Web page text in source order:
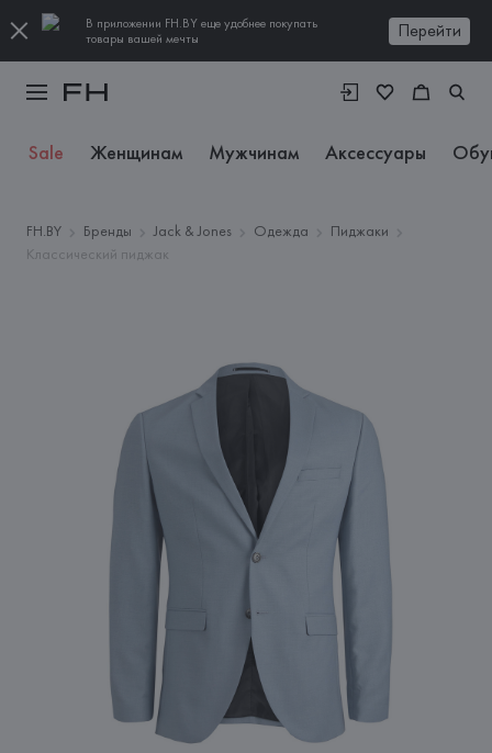
В приложении FH.BY еще удобнее покупать
товары вашей мечты
Перейти
Sale Женщинам Мужчинам Аксессуары
FH.BY Бренды Jack & Jones Одежда
Пиджаки
Классический пиджак